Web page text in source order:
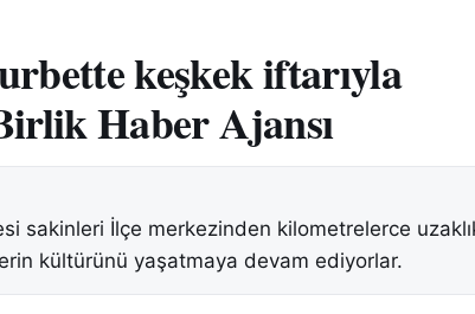
keşkek iftarıyla
Haber Ajansı
sakinleri İlçe merkezinden kilometrelerce
kültürünü yaşatmaya devam ediyorlar.